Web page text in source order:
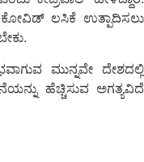
ಕೋವಿಡ್ ಲಸಿಕೆ ಉತ್ಪಾದಿಸಲು
ಮುನ್ನವೇ ದೇಶದಲ್ಲಿ
ಹೆಚ್ಚಿಸುವ ಅಗತ್ಯವಿದೆ